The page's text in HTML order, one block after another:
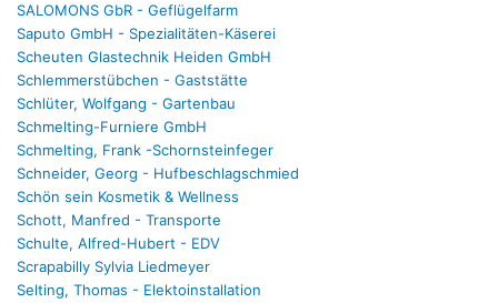
SALOMONS GbR - Geflügelfarm
Saputo GmbH - Spezialitäten-Käserei
Scheuten Glastechnik Heiden GmbH
Schlemmerstübchen - Gaststätte
Schlüter, Wolfgang - Gartenbau
Schmelting-Furniere GmbH
Schmelting, Frank -Schornsteinfeger
Schneider, Georg - Hufbeschlagschmied
Schön sein Kosmetik & Wellness
Schott, Manfred - Transporte
Schulte, Alfred-Hubert - EDV
Scrapabilly Sylvia Liedmeyer
Selting, Thomas - Elektoinstallation